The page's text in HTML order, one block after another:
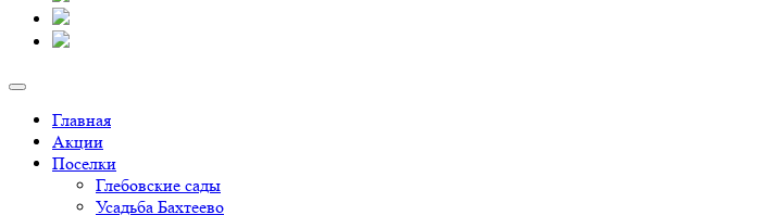
Главная
Акции
Поселки
Глебовские сады
Усадьба Бахтеево